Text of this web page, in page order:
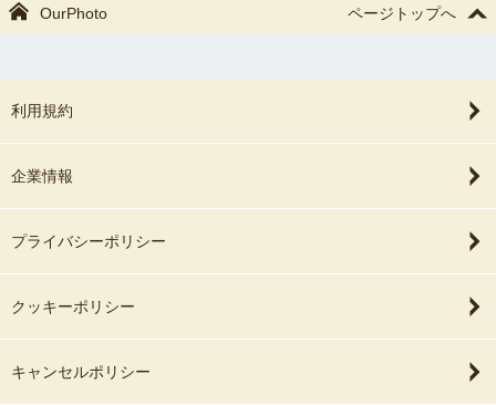
OurPhoto ページトップへ
利用規約
企業情報
プライバシーポリシー
クッキーポリシー
キャンセルポリシー